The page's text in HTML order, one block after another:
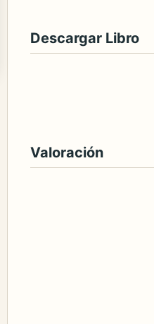
Descargar Libro
Valoración